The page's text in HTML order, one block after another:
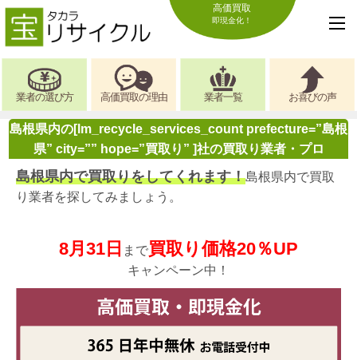
高価買取
即現金化！
業者の選び方 高価買取の理由 業者一覧 お喜びの声
島根県内の[lm_recycle_services_count prefecture=”島根
県” city=”” hope=”買取り” ]社の買取り業者・プロ
島根県内で買取りをしてくれます！島根県内で買取
り業者を探してみましょう。
8月31日 まで買取り価格20％UP
キャンペーン中！